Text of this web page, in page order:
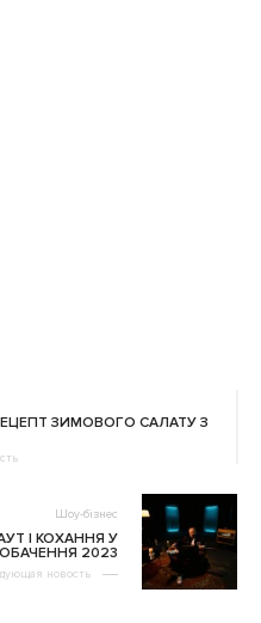
ЗИМОВОГО САЛАТУ З
Шоу-бізнес
І КОХАННЯ У
2023
новость